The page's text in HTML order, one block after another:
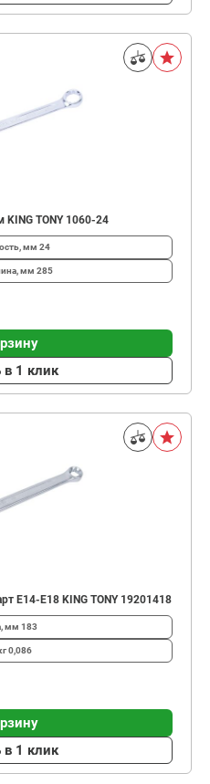
TONY 1060-24
мм 24
мм 285
в 1 клик
E14-E18 KING TONY 19201418
мм 183
0,086
в 1 клик